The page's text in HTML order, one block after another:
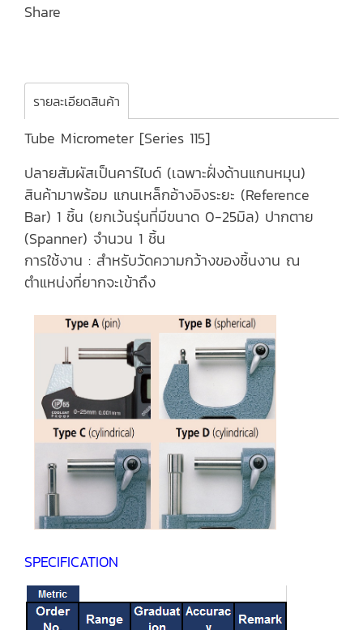
Share
รายละเอียดสินค้า
Tube Micrometer [Series 115]
ปลายสัมผัสเป็นคาร์ไบด์ (เฉพาะฝั่งด้านแกนหมุน)
สินค้ามาพร้อม แกนเหล็กอ้างอิงระยะ (Reference
Bar) 1 ชิ้น (ยกเว้นรุ่นที่มีขนาด 0-25มิล) ปากตาย
(Spanner) จำนวน 1 ชิ้น
การใช้งาน : สำหรับวัดความกว้างของชิ้นงาน ณ
ตำแหน่งที่ยากจะเข้าถึง
SPECIFICATION